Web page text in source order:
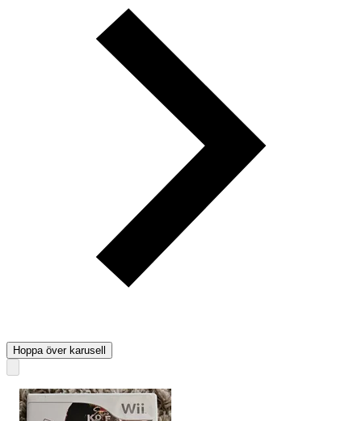
Hoppa över karusell